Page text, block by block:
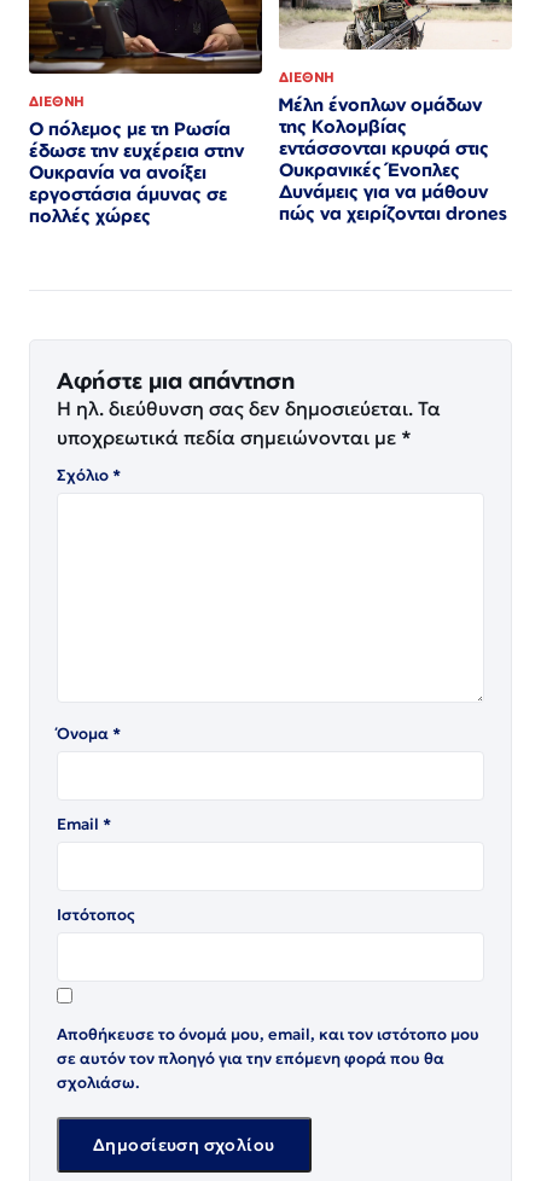
ΔΙΕΘΝΗ
Ο πόλεμος με τη Ρωσία
έδωσε την ευχέρεια στην
Ουκρανία να ανοίξει
εργοστάσια άμυνας σε
πολλές χώρες
ΔΙΕΘΝΗ
Μέλη ένοπλων ομάδων
της Κολομβίας
εντάσσονται κρυφά στις
Ουκρανικές Ένοπλες
Δυνάμεις για να μάθουν
πώς να χειρίζονται drones
Αφήστε μια απάντηση
Η ηλ. διεύθυνση σας δεν δημοσιεύεται. Τα
υποχρεωτικά πεδία σημειώνονται με *
Σχόλιο*
Όνομα*
Email *
Ιστότοπος
Αποθήκευσε το όνομά μου, email, και τον ιστότοπο μου
σε αυτόν τον πλοηγό για την επόμενη φορά που θα
σχολιάσω.